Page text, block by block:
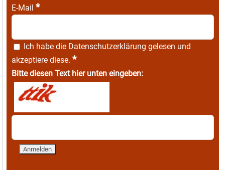
E-Mail *
Ich habe die Datenschutzerklärung gelesen und
akzeptiere diese. *
Bitte diesen Text hier unten eingeben: